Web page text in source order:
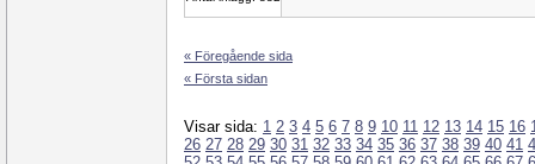
« Föregående sida
« Första sidan
Visar sida: 1 2 3 4 5 6 7 8 9 10 11 12 13 14 15 16
26 27 28 29 30 31 32 33 34 35 36 37 38 39 40 41